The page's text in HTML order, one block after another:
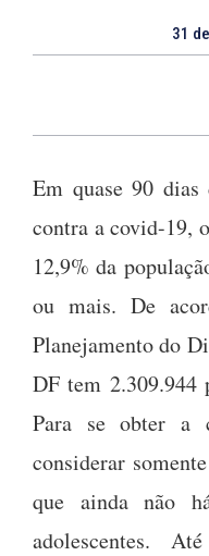
31
Em quase 90 dias
contra a covid-19,
12,9% da
ou mais. De
Planejamento do
DF tem 2.309.944
Para se obter a
considerar
que ainda não
adolescentes.